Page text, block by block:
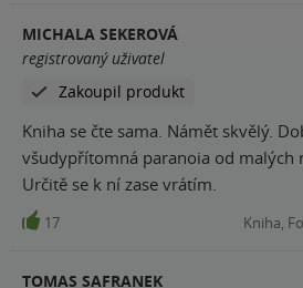
umu. Konec je hrozný, ovšem k
vyhovující, proto ho nebudu
to mívám ve zvyku, ale
sarkasmu na pozadí. Společenství
psycho-hororu, který si chcete
fascinuje téma kultu, uzavřených
podpoříte autora, od kterého si
trhu zvedat ceny tak, jako se to děje
MICHALA SEKEROVÁ
registrovaný uživatel
Zakoupil produkt
Kniha se čte sama. Námět skvělý.
všudypřítomná paranoia od malých
Určitě se k ní zase vrátím.
17 Kniha,
TOMAS SAFRANEK